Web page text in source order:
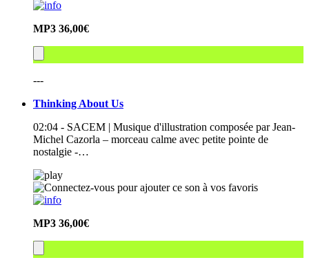
MP3 36,00€
---
Thinking About Us
02:04 - SACEM | Musique d'illustration composée par Jean-
Michel Cazorla – morceau calme avec petite pointe de
nostalgie -…
MP3 36,00€